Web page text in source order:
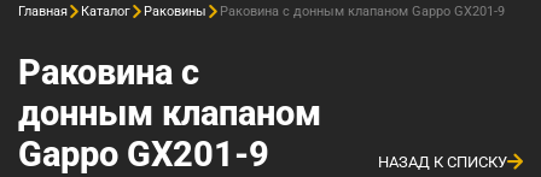
Главная Каталог Раковины Раковина с донным клапаном Gappo GX201-9
Раковина с
донным клапаном
Gappo GX201-9
НАЗАД К СПИСКУ